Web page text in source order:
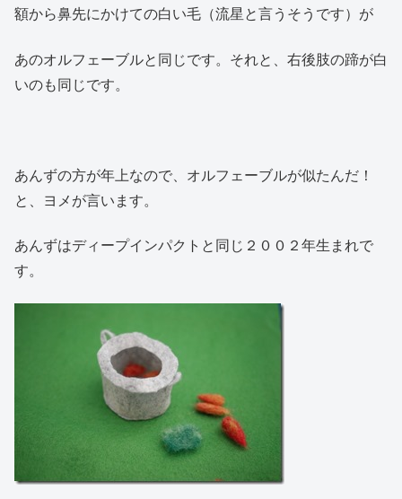
額から鼻先にかけての白い毛（流星と言うそうです）が
あのオルフェーブルと同じです。それと、右後肢の蹄が白
いのも同じです。
あんずの方が年上なので、オルフェーブルが似たんだ！
と、ヨメが言います。
あんずはディープインパクトと同じ２００２年生まれで
す。